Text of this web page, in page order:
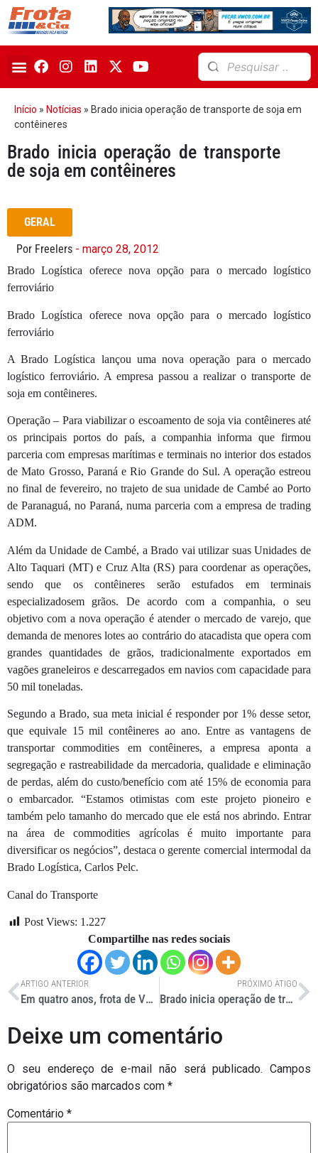
Início » Notícias » Brado inicia operação de transporte de soja em
contêineres
Brado inicia operação de transporte
de soja em contêineres
GERAL
Por Freelers - março 28, 2012
Brado Logística oferece nova opção para o mercado logístico
ferroviário
Brado Logística oferece nova opção para o mercado logístico
ferroviário
A Brado Logística lançou uma nova operação para o mercado
logístico ferroviário. A empresa passou a realizar o transporte de
soja em contêineres.
Operação – Para viabilizar o escoamento de soja via contêineres até
os principais portos do país, a companhia informa que firmou
parceria com empresas marítimas e terminais no interior dos estados
de Mato Grosso, Paraná e Rio Grande do Sul. A operação estreou
no final de fevereiro, no trajeto de sua unidade de Cambé ao Porto
de Paranaguá, no Paraná, numa parceria com a empresa de trading
ADM.
Além da Unidade de Cambé, a Brado vai utilizar suas Unidades de
Alto Taquari (MT) e Cruz Alta (RS) para coordenar as operações,
sendo que os contêineres serão estufados em terminais
especializadosem grãos. De acordo com a companhia, o seu
objetivo com a nova operação é atender o mercado de varejo, que
demanda de menores lotes ao contrário do atacadista que opera com
grandes quantidades de grãos, tradicionalmente exportados em
vagões graneleiros e descarregados em navios com capacidade para
50 mil toneladas.
Segundo a Brado, sua meta inicial é responder por 1% desse setor,
que equivale 15 mil contêineres ao ano. Entre as vantagens de
transportar commodities em contêineres, a empresa aponta a
segregação e rastreabilidade da mercadoria, qualidade e eliminação
de perdas, além do custo/benefício com até 15% de economia para
o embarcador. “Estamos otimistas com este projeto pioneiro e
também pelo tamanho do mercado que ele está nos abrindo. Entrar
na área de commodities agrícolas é muito importante para
diversificar os negócios”, destaca o gerente comercial intermodal da
Brado Logística, Carlos Pelc.
Canal do Transporte
Post Views: 1.227
Compartilhe nas redes sociais
ARTIGO ANTERIOR
Em quatro anos, frota de VUCs cresce mais de 50% em São Paulo
PRÓXIMO ATIGO
Brado inicia operação de transporte de soja em contêineres
Deixe um comentário
O seu endereço de e-mail não será publicado. Campos
obrigatórios são marcados com *
Comentário *